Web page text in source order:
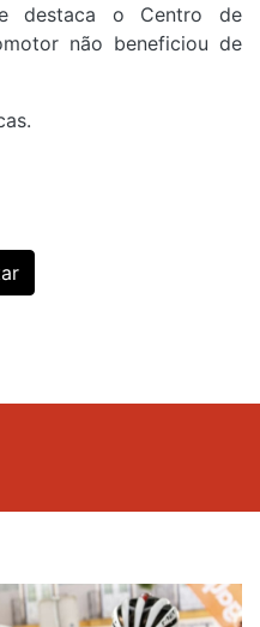
destaca o Centro de
não beneficiou de